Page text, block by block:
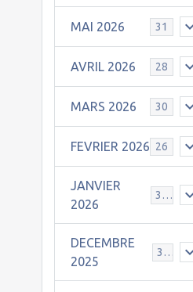
MAI 2026 31
AVRIL 2026 28
MARS 2026 30
FEVRIER 2026 26
JANVIER
2026
31
DECEMBRE
2025
30